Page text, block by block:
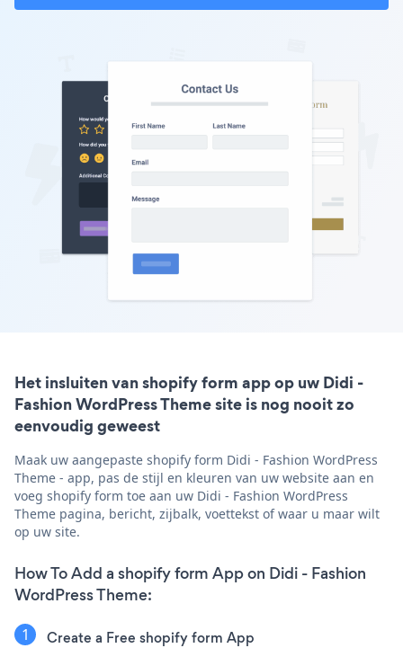
Het insluiten van shopify form app op uw Didi -
Fashion WordPress Theme site is nog nooit zo
eenvoudig geweest
Maak uw aangepaste shopify form Didi - Fashion WordPress
Theme - app, pas de stijl en kleuren van uw website aan en
voeg shopify form toe aan uw Didi - Fashion WordPress
Theme pagina, bericht, zijbalk, voettekst of waar u maar wilt
op uw site.
How To Add a shopify form App on Didi - Fashion
WordPress Theme:
Create a Free shopify form App